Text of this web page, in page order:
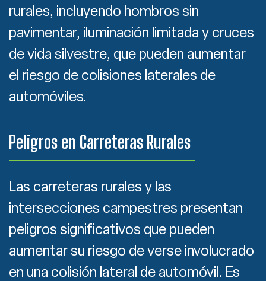
rurales, incluyendo hombros sin
pavimentar, iluminación limitada y cruces
de vida silvestre, que pueden aumentar
el riesgo de colisiones laterales de
automóviles.
Peligros en Carreteras Rurales
Las carreteras rurales y las
intersecciones campestres presentan
peligros significativos que pueden
aumentar su riesgo de verse involucrado
en una colisión lateral de automóvil. Es